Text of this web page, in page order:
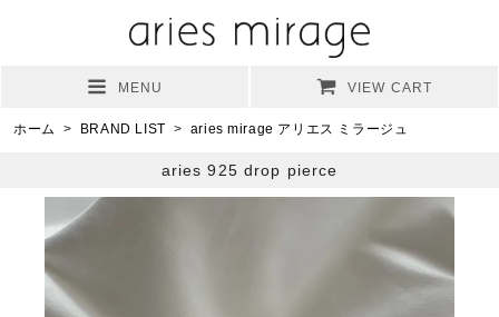
MENU VIEW CART
ホーム > BRAND LIST > aries mirage アリエス ミラージュ
aries 925 drop pierce